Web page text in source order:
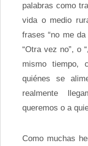
palabras como
vida o medio
frases “no me
“Otra vez no”, o
mismo tiempo,
quiénes se
realmente
queremos o a
Como muchas